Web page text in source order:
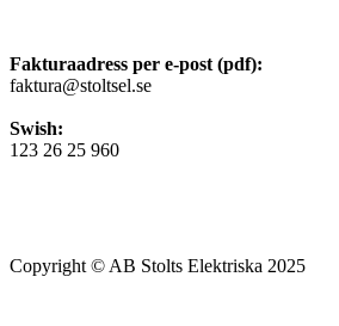
Fakturaadress per e-post (pdf):
faktura@stoltsel.se
Swish:
123 26 25 960
Copyright © AB Stolts Elektriska 2025